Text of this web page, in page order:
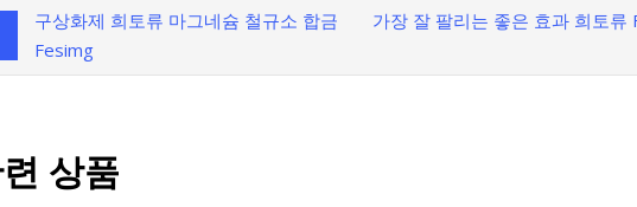
구상화제 희토류 마그네슘 철규소 합금
Fesimg
가장 잘 팔리는 좋은 효과 희토류
상품